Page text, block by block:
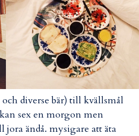
diverse bär) till kvällsmål
sex en morgon men
ändå. mysigare att äta